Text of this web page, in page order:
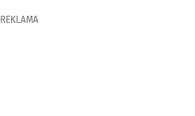
REKLAMA